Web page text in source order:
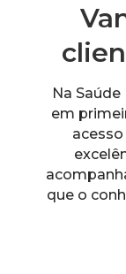
Na
em
que o